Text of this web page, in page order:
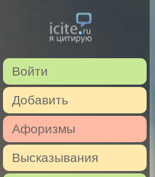
Войти
Добавить
Афоризмы
Высказывания